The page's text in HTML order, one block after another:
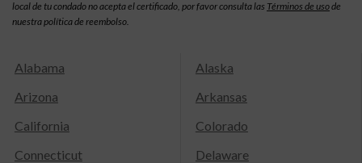
local de tu condado no acepta el certificado, por favor consulta las Términos de usode
nuestra política de reembolso.
Alabama
Alaska
Arizona
Arkansas
California
Colorado
Connecticut
Delaware